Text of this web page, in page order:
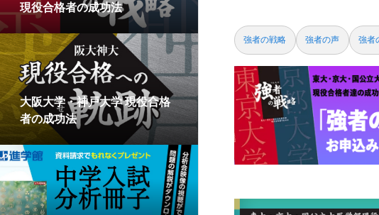
現役合格者の成功法
大阪大学・神戸大学 現役合格
者の成功法
強者の戦略 強者の声 強者